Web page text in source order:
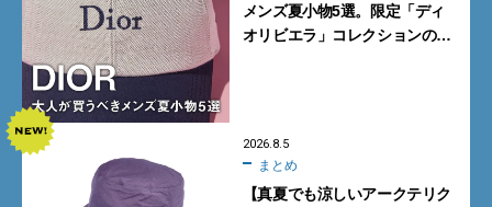
メンズ夏小物5選。限定「ディ
オリビエラ」コレクションの
2026.8.5
まとめ
【真夏でも涼しいアークテリク